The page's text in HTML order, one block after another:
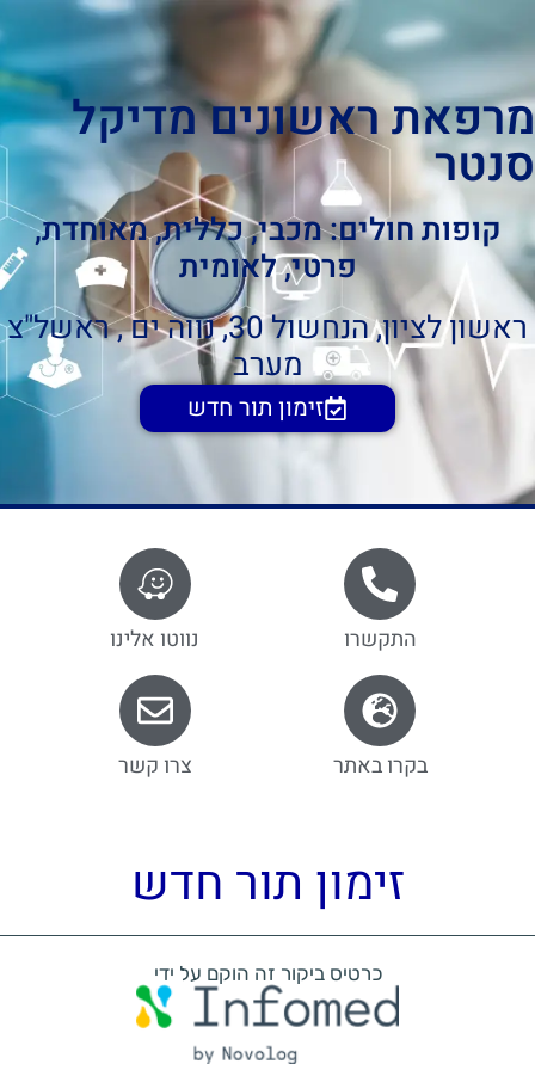
מרפאת ראשונים מדיקל
סנטר
קופות חולים: מכבי, כללית, מאוחדת,
פרטי, לאומית
ראשון לציון, הנחשול 30, נווה ים , ראשל"צ
מערב
זימון תור חדש
התקשרו נווטו אלינו
בקרו באתר צרו קשר
זימון תור חדש
כרטיס ביקור זה הוקם על ידי